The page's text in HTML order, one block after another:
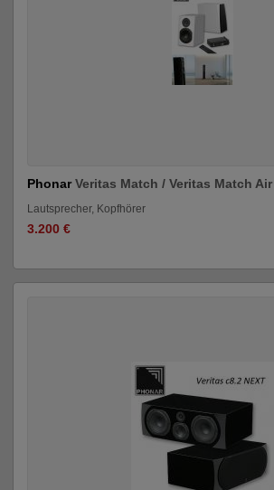
PhonarVeritas Match / Veritas Match Air
Lautsprecher, Kopfhörer
3.200 €